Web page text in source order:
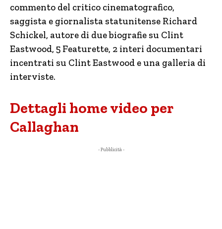
commento del critico cinematografico,
saggista e giornalista statunitense Richard
Schickel, autore di due biografie su Clint
Eastwood, 5 Featurette, 2 interi documentari
incentrati su Clint Eastwood e una galleria di
interviste.
Dettagli home video per
Callaghan
- Pubblicità -